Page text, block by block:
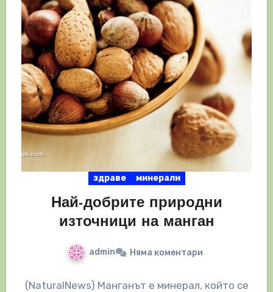
здраве минерали
Най-добрите природни
източници на манган
admin Няма коментари
(NaturalNews) Манганът е минерал, който се